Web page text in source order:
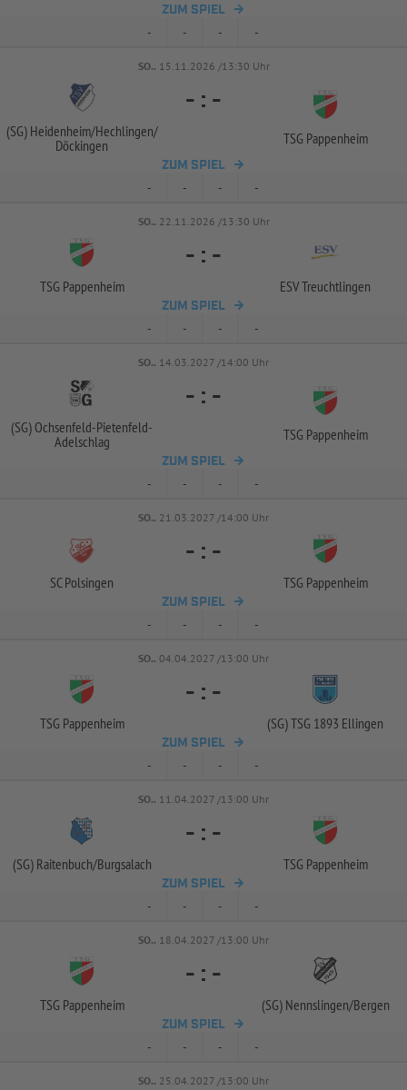
ZUM SPIEL
- - - -
SO.. 15.11.2026 /13:30 Uhr
(SG) Heidenheim/Hechlingen/
Döckingen
- : -
TSG Pappenheim
ZUM SPIEL
- - - -
SO.. 22.11.2026 /13:30 Uhr
TSG Pappenheim
- : -
ESV Treuchtlingen
ZUM SPIEL
- - - -
SO.. 14.03.2027 /14:00 Uhr
(SG) Ochsenfeld-Pietenfeld-
Adelschlag
- : -
TSG Pappenheim
ZUM SPIEL
- - - -
SO.. 21.03.2027 /14:00 Uhr
SC Polsingen
- : -
TSG Pappenheim
ZUM SPIEL
- - - -
SO.. 04.04.2027 /13:00 Uhr
TSG Pappenheim
- : -
(SG) TSG 1893 Ellingen
ZUM SPIEL
- - - -
SO.. 11.04.2027 /13:00 Uhr
(SG) Raitenbuch/Burgsalach
- : -
TSG Pappenheim
ZUM SPIEL
- - - -
SO.. 18.04.2027 /13:00 Uhr
TSG Pappenheim
- : -
(SG) Nennslingen/Bergen
ZUM SPIEL
- - - -
SO.. 25.04.2027 /13:00 Uhr